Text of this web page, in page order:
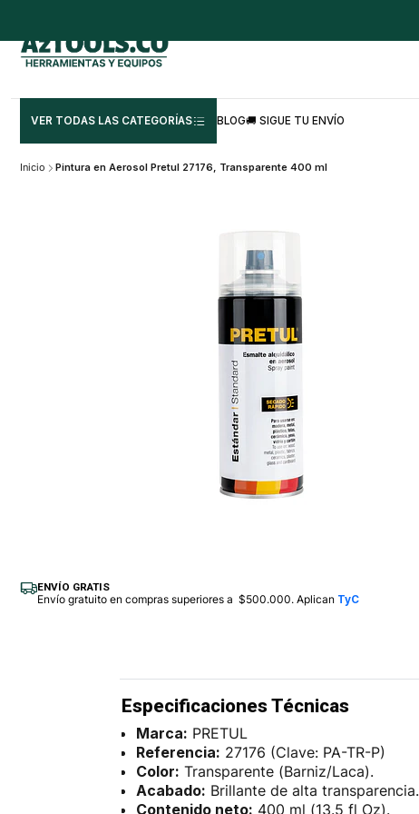
VER TODAS LAS CATEGORÍAS BLOG🚚 SIGUE TU ENVÍO
Inicio Pintura en Aerosol Pretul 27176, Transparente 400 ml
ENVÍO GRATIS
Envío gratuito en compras superiores a $500.000. Aplican TyC
Especificaciones Técnicas
Marca: PRETUL
Referencia: 27176 (Clave: PA-TR-P)
Color: Transparente (Barniz/Laca).
Acabado: Brillante de alta transparencia.
Contenido neto: 400 ml (13.5 fl Oz).